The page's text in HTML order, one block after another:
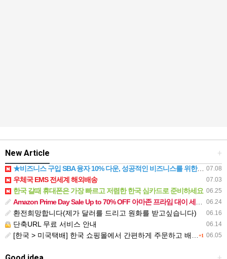
+
New Article
07.08
★비즈니스 구입 SBA 융자 10% 다운, 성공적인 비즈니스를 위한 최적의 투자 기회★
07.03
우체국 EMS 전세계 해외배송
06.25
한국 갈때 휴대폰은 가장 빠르고 저렴한 한국 심카드로 준비하세요
06.24
Amazon Prime Day Sale Up to 70% OFF 아마존 프라임 대이 세일 70% 까지 (6/23/2026 - 6/26/2026)
06.16
환전희망합니다(제가 달러를 드리고 원화를 받고싶습니다)
06.14
단축URL 무료 서비스 안내
+1 06.05
[한국 > 미국택배] 한국 쇼핑몰에서 간편하게 주문하고 배송받아보세요